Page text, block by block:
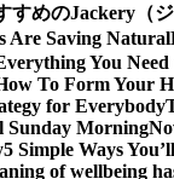
すめのJackery（
Are Saving Natural
You
To Form Your
for Everybody
Sunday Morning
5 Simple Ways
of wellbeing